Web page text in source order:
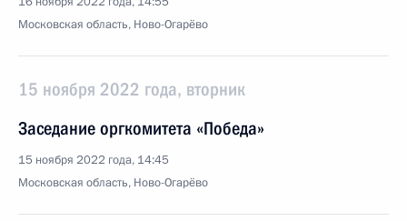
Московская область, Ново-Огарёво
15 ноября 2022 года, вторник
Заседание оргкомитета «Победа»
15 ноября 2022 года, 14:45
Московская область, Ново-Огарёво